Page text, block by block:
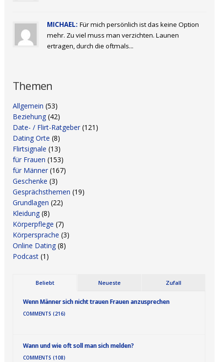
MICHAEL: Für mich persönlich ist das keine Option
mehr. Zu viel muss man verzichten. Launen
ertragen, durch die oftmals...
Themen
Allgemein (53)
Beziehung (42)
Date- / Flirt-Ratgeber (121)
Dating Orte (8)
Flirtsignale (13)
für Frauen (153)
für Männer (167)
Geschenke (3)
Gesprächsthemen (19)
Grundlagen (22)
Kleidung (8)
Körperpflege (7)
Körpersprache (3)
Online Dating (8)
Podcast (1)
Beliebt Neueste Zufall
Wenn Männer sich nicht trauen Frauen anzusprechen
COMMENTS (216)
Wann und wie oft soll man sich melden?
COMMENTS (108)